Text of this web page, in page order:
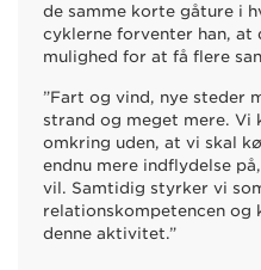
de samme korte gåture i
cyklerne forventer han,
mulighed for at få flere
”Fart og vind, nye steder
strand og meget mere. Vi
omkring uden, at vi skal
endnu mere indflydelse
vil. Samtidig styrker vi
relationskompetencen og
denne aktivitet.”